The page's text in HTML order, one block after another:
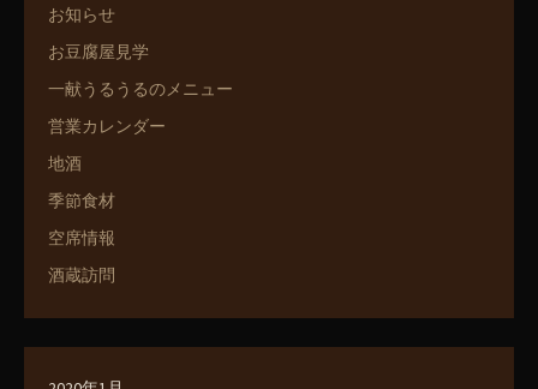
お知らせ
お豆腐屋見学
一献うるうるのメニュー
営業カレンダー
地酒
季節食材
空席情報
酒蔵訪問